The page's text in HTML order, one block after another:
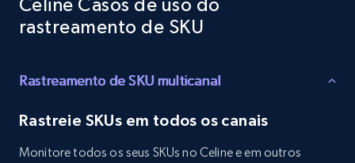
Rating, Reviews count, Initial price, Discount,
and more.
Target - Discover products by category url
Celine Casos de uso do
rastreamento de SKU
Rastreamento de SKU multicanal
Rastreie SKUs em todos os canais
Monitore todos os seus SKUs no Celine e em outros